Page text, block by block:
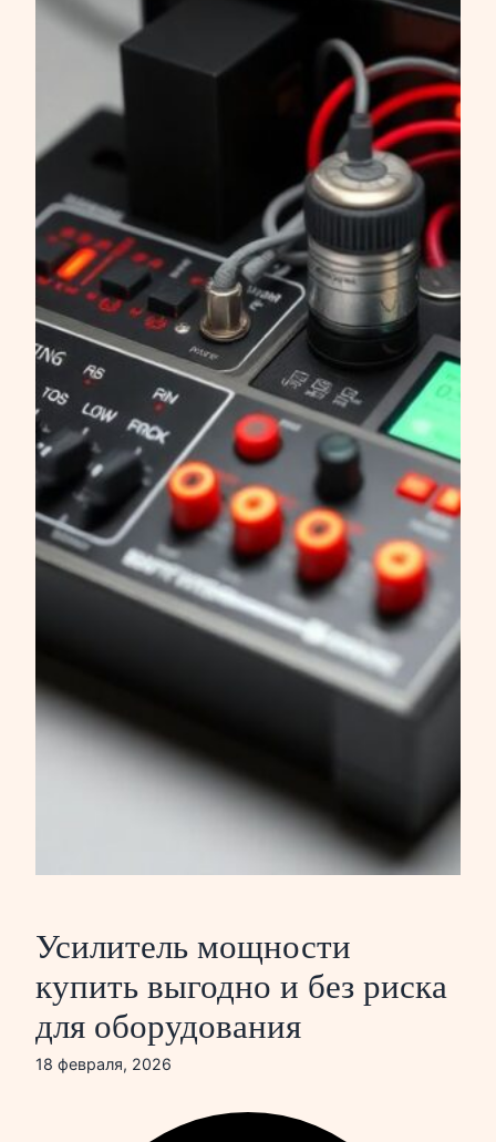
Усилитель мощности
купить выгодно и без риска
для оборудования
18 февраля, 2026